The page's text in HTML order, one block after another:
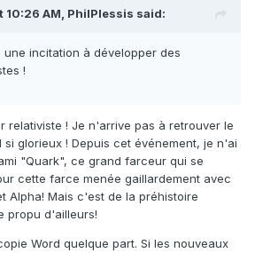
10:26 AM, PhilPlessis said:
incitation à développer des
!
relativiste ! Je n'arrive pas à retrouver le
glorieux ! Depuis cet événement, je n'ai
"Quark", ce grand farceur qui se
cette farce menée gaillardement avec
Alpha! Mais c'est de la préhistoire
propu d'ailleurs!
Word quelque part. Si les nouveaux